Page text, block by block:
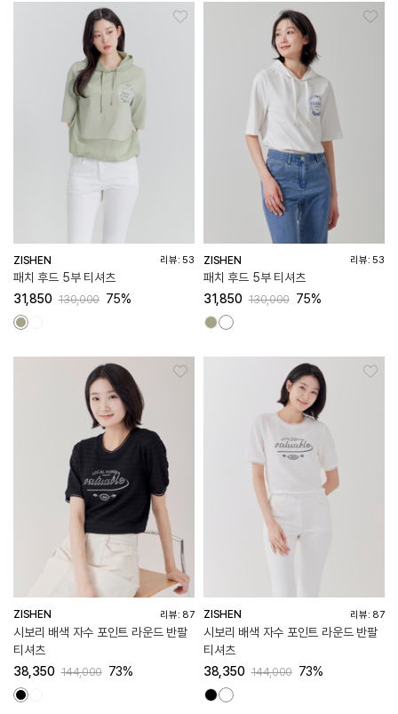
ZISHEN 리뷰: 53
패치 후드 5부 티셔츠
130,000
31,850 75%
ZISHEN 리뷰: 53
패치 후드 5부 티셔츠
130,000
31,850 75%
ZISHEN 리뷰: 87
시보리 배색 자수 포인트 라운드 반팔
티셔츠
144,000
38,350 73%
ZISHEN 리뷰: 87
시보리 배색 자수 포인트 라운드 반팔
티셔츠
144,000
38,350 73%